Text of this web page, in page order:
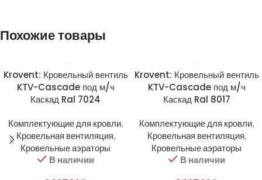
Похожие товары
Krovent: Кровельный вентиль
KTV-Cascade под м/ч
Каскад Ral 7024
Комплектующие для кровли,
Кровельная вентиляция,
Кровельные аэраторы
В наличии
Krovent: Кровельный вентиль
KTV-Cascade под м/ч
Каскад Ral 8017
Комплектующие для кровли,
Кровельная вентиляция,
Кровельные аэраторы
В наличии